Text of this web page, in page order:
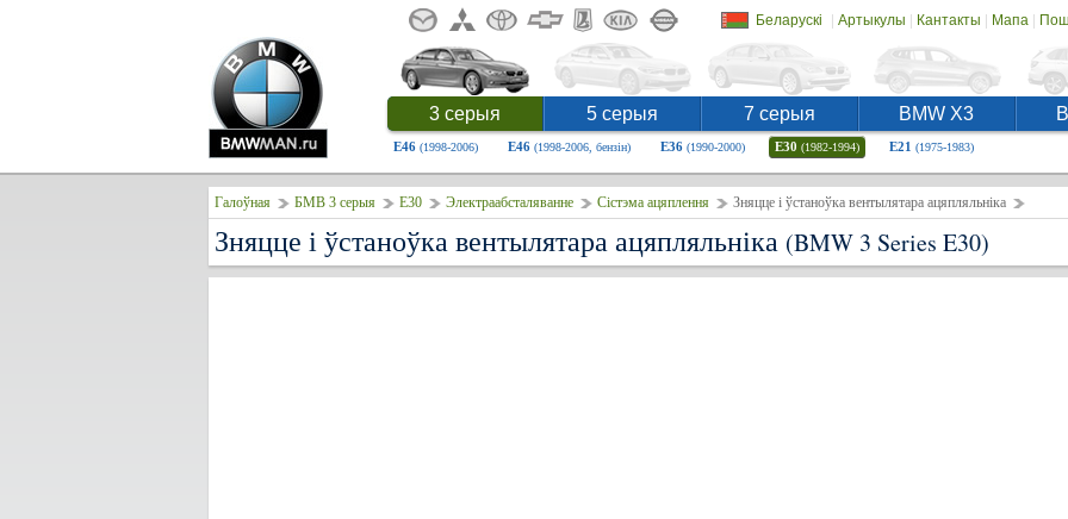
Беларускі | Артыкулы | Кантакты | Мапа|
3 серыя 5 серыя 7 серыя BMW X3
E46 (1998-2006) E46 (1998-2006, бензін) E36 (1990-2000) E30 (1982-1994) E21 (1975-1983)
Галоўная БМВ 3 серыя E30 Электраабсталяванне Сістэма ацяплення Зняцце і ўстаноўка вентылятара ацяпляльніка
Зняцце і ўстаноўка вентылятара ацяпляльніка (BMW 3 Series E30)